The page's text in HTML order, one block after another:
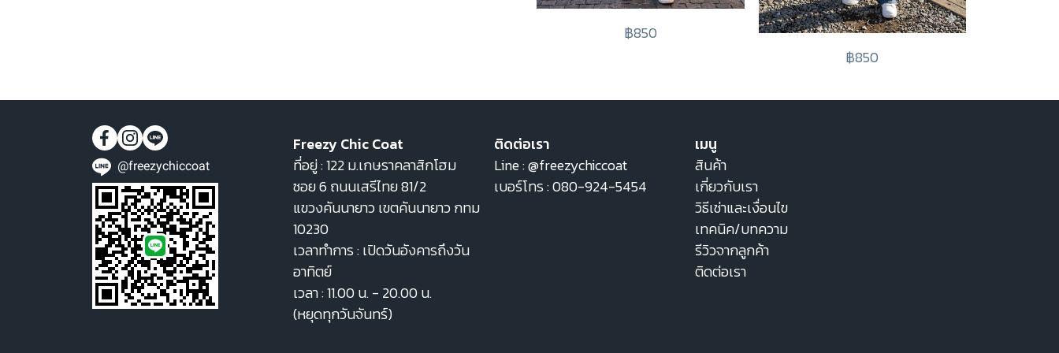
฿850
฿850
@freezychiccoat
Freezy Chic Coat
ที่อยู่ : 122 ม.เกษราคลาสิกโฮม
ซอย 6 ถนนเสรีไทย 81/2
แขวงคันนายาว เขตคันนายาว กทม
10230
เวลาทำการ : เปิดวันอังคารถึงวัน
อาทิตย์
เวลา : 11.00 น. - 20.00 น.
(หยุดทุกวันจันทร์)
ติดต่อเรา
Line :@freezychiccoat
เบอร์โทร :080-924-5454
เมนู
สินค้า
เกี่ยวกับเรา
วิธีเช่าและเงื่อนไข
เทคนิค/บทความ
รีวิวจากลูกค้า
ติดต่อเรา